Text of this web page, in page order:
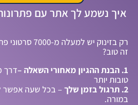
איך נשמע לך אתר עם
רק בזינוק יש למעלה מ-7000
סרטוני
זה טוב?
1. הבנת ההגיון מאחורי השאלה –
דרך
טובות יותר
2. תרגול בזמן שלך
– בכל שעה אפשר
במורה.